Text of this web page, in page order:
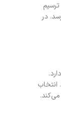
در
انتخاب